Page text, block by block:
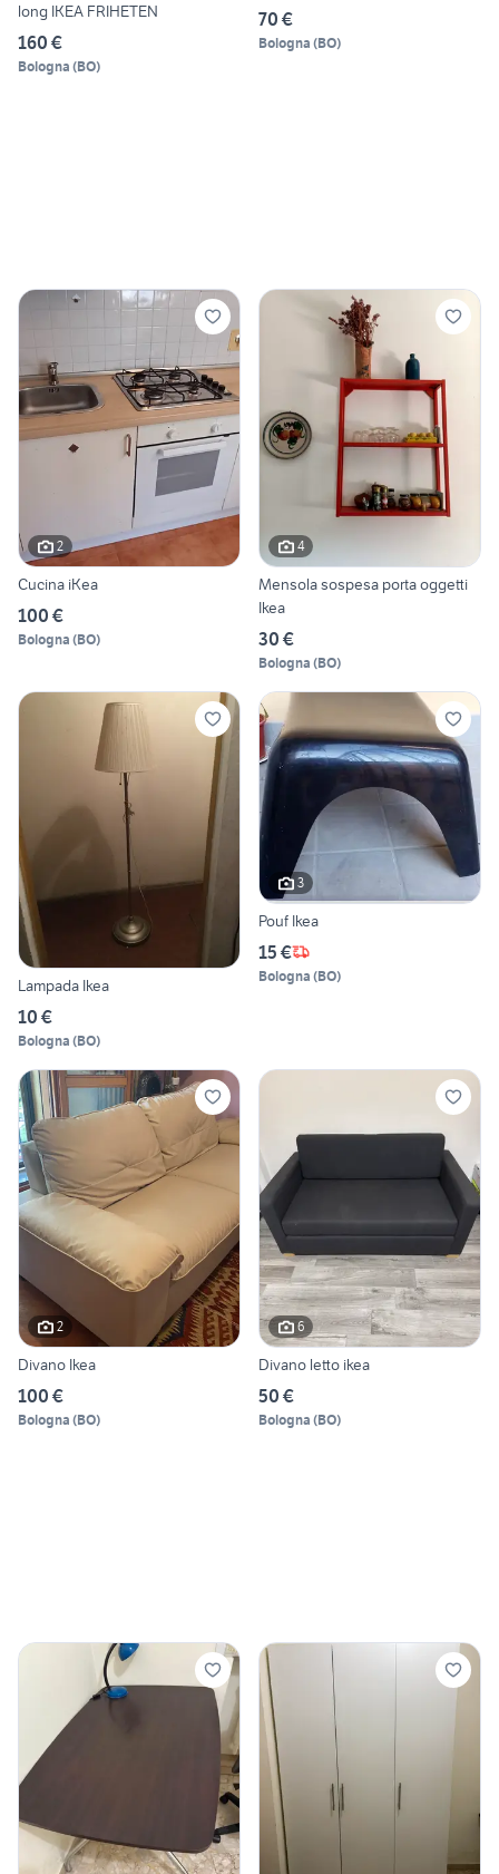
long IKEA FRIHETEN
160 €
Bologna (BO)
70 €
Bologna (BO)
2
Cucina iKea
100 €
Bologna (BO)
4
Mensola sospesa porta oggetti
Ikea
30 €
Bologna (BO)
Lampada Ikea
10 €
Bologna (BO)
3
Pouf Ikea
15 €
Bologna (BO)
2
Divano Ikea
100 €
Bologna (BO)
6
Divano letto ikea
50 €
Bologna (BO)